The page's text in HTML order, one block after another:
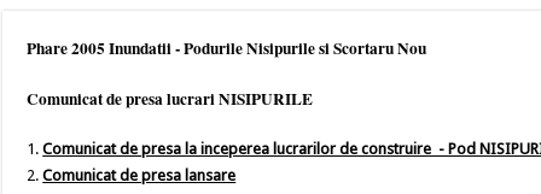
Phare 2005 Inundatii - Podurile Nisipurile si Scortaru Nou
Comunicat de presa lucrari NISIPURILE
1.Comunicat de presa la inceperea lucrarilor de construire - Pod
2.Comunicat de presa lansare